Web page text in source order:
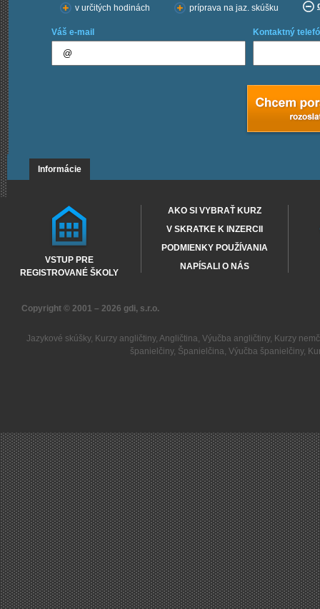
v určitých hodinách príprava na jaz. skúšku
Váš e-mail Kontaktný
Informácie
VSTUP PRE
REGISTROVANÉ ŠKOLY
AKO SI VYBRAŤ KURZ
V SKRATKE K INZERCII
PODMIENKY POUŽÍVANIA
NAPÍSALI O NÁS
Copyright © 2001 – 2026 gdi, s.r.o.
Jazykové skúšky, Kurzy angličtiny, Angličtina, Výučba angličtiny, Kurzy
španielčiny, Španielčina, Výučba španielčiny,